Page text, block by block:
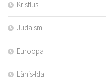
Kristlus
Judaism
Euroopa
Lähis-Ida